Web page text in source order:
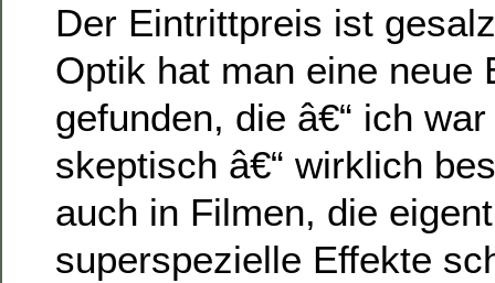
Der Eintrittpreis ist
Optik hat man eine neue
gefunden, die â€“ ich
skeptisch â€“ wirklich
auch in Filmen, die
superspezielle Effekte